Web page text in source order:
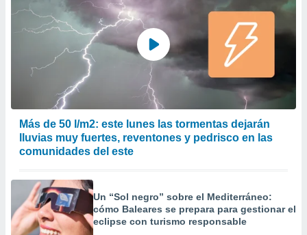
uso de
medir el
de la
el
o a través
de
de
Más de 50 l/m2: este lunes las tormentas dejarán
lluvias muy fuertes, reventones y pedrisco en las
comunidades del este
Un “Sol negro” sobre el Mediterráneo:
cómo Baleares se prepara para gestionar el
eclipse con turismo responsable